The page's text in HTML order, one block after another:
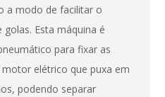
a modo de facilitar o
Esta máquina é
para fixar as
elétrico que puxa em
podendo separar